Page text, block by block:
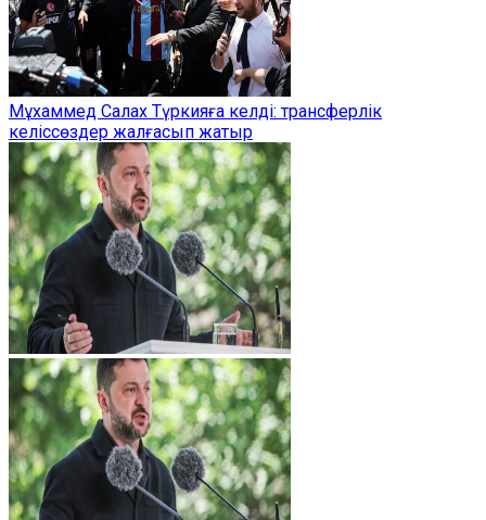
Мұхаммед Салах Түркияға келді: трансферлік
келіссөздер жалғасып жатыр